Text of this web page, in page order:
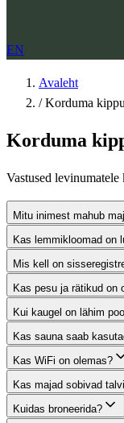
EN
Avaleht
/ Korduma
Korduma
Vastused
Mitu inimest mahub
Kas lemmikloomad on
Mis kell on
Kas pesu ja rätikud on
Kui kaugel on lähim
Kas sauna saab
Kas WiFi on olemas?
Kas majad sobivad
Kuidas broneerida?